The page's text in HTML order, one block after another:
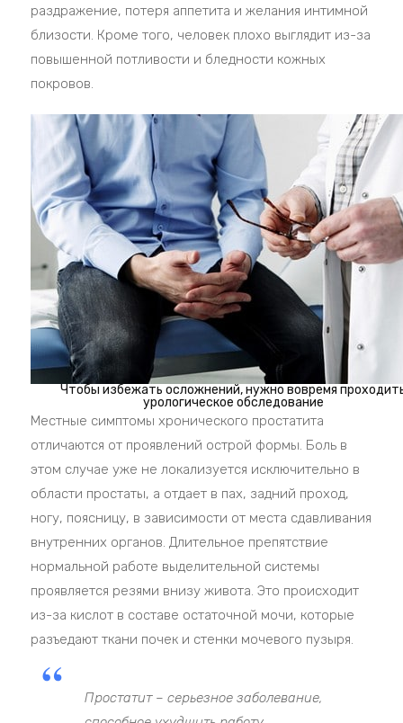
раздражение, потеря аппетита и желания интимной
близости. Кроме того, человек плохо выглядит из-за
повышенной потливости и бледности кожных
покровов.
Чтобы избежать осложнений, нужно вовремя
урологическое обследование
Местные симптомы хронического простатита
отличаются от проявлений острой формы. Боль в
этом случае уже не локализуется исключительно в
области простаты, а отдает в пах, задний проход,
ногу, поясницу, в зависимости от места сдавливания
внутренних органов. Длительное препятствие
нормальной работе выделительной системы
проявляется резями внизу живота. Это происходит
из-за кислот в составе остаточной мочи, которые
разъедают ткани почек и стенки мочевого пузыря.
Простатит – серьезное заболевание,